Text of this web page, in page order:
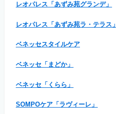
レオパレス「あずみ苑グランデ」
レオパレス「あずみ苑ラ・テラス」
ベネッセスタイルケア
ベネッセ「まどか」
ベネッセ「くらら」
SOMPOケア「ラヴィーレ」